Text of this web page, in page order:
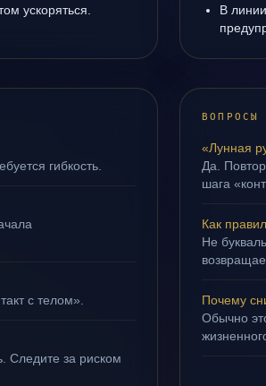
ускоряться.
В
гибкость.
с телом».
Следите за риском
ВОПРОСЫ
«Лунная
Да.
шага
Как
Не
Почему
Обычно